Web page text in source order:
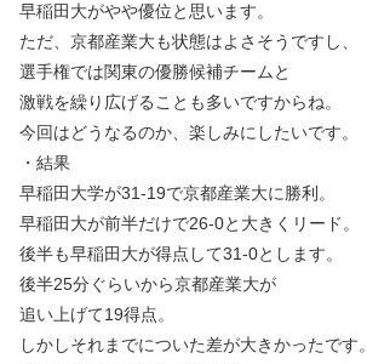
早稲田大がやや優位と思います。
ただ、京都産業大も状態はよさそうですし、
選手権では関東の優勝候補チームと
激戦を繰り広げることも多いですからね。
今回はどうなるのか、楽しみにしたいです。
・結果
早稲田大学が31-19で京都産業大に勝利。
早稲田大が前半だけで26-0と大きくリード。
後半も早稲田大が得点して31-0とします。
後半25分ぐらいから京都産業大が
追い上げて19得点。
しかしそれまでについた差が大きかったです。